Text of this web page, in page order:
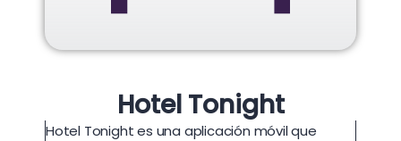
Hotel Tonight
Hotel Tonight es una aplicación móvil que